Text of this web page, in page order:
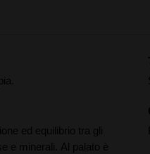
ed equilibrio tra gli
e minerali. Al palato è